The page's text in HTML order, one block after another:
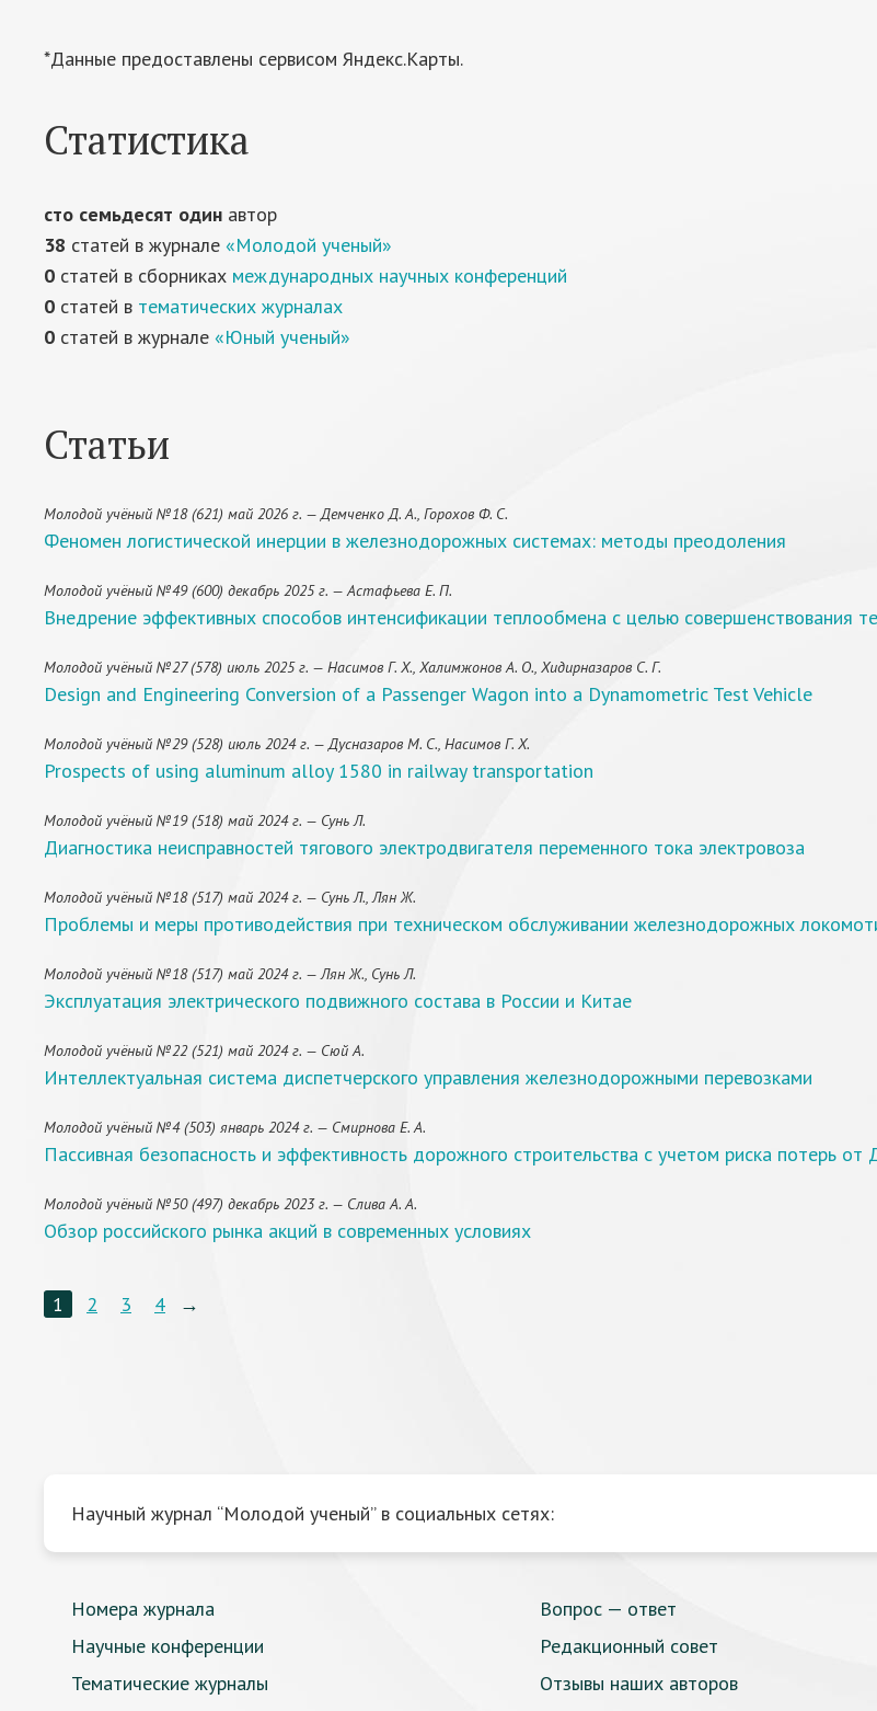
*Данные предоставлены сервисом Яндекс.Карты.
Статистика
сто семьдесят один автор
38 статей в журнале «Молодой ученый»
0 статей в сборниках международных научных конференций
0 статей в тематических журналах
0 статей в журнале «Юный ученый»
Статьи
Молодой учёный №18 (621) май 2026 г. — Демченко Д. А., Горохов Ф. С.
Феномен логистической инерции в железнодорожных системах: методы преодоления
Молодой учёный №49 (600) декабрь 2025 г. — Астафьева Е. П.
Внедрение эффективных способов интенсификации теплообмена с целью совершенствования
Молодой учёный №27 (578) июль 2025 г. — Насимов Г. Х., Халимжонов А. О., Хидирназаров С. Г.
Design and Engineering Conversion of a Passenger Wagon into a Dynamometric Test Vehicle
Молодой учёный №29 (528) июль 2024 г. — Дусназаров М. С., Насимов Г. Х.
Prospects of using aluminum alloy 1580 in railway transportation
Молодой учёный №19 (518) май 2024 г. — Сунь Л.
Диагностика неисправностей тягового электродвигателя переменного тока электровоза
Молодой учёный №18 (517) май 2024 г. — Сунь Л., Лян Ж.
Проблемы и меры противодействия при техническом обслуживании железнодорожных
Молодой учёный №18 (517) май 2024 г. — Лян Ж., Сунь Л.
Эксплуатация электрического подвижного состава в России и Китае
Молодой учёный №22 (521) май 2024 г. — Сюй А.
Интеллектуальная система диспетчерского управления железнодорожными перевозками
Молодой учёный №4 (503) январь 2024 г. — Смирнова Е. А.
Пассивная безопасность и эффективность дорожного строительства с учетом риска потерь от
Молодой учёный №50 (497) декабрь 2023 г. — Слива А. А.
Обзор российского рынка акций в современных условиях
1 2 3 4 →
Научный журнал “Молодой ученый” в социальных сетях:
Номера журнала
Научные конференции
Тематические журналы
Вопрос — ответ
Редакционный совет
Отзывы наших авторов